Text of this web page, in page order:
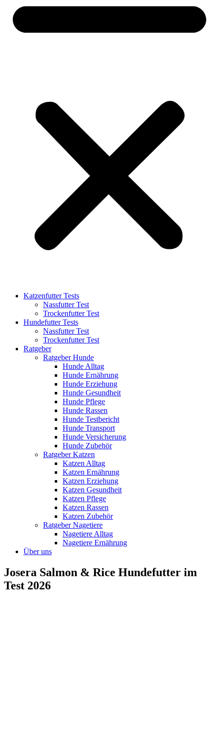
Katzenfutter Tests
Nassfutter Test
Trockenfutter Test
Hundefutter Tests
Nassfutter Test
Trockenfutter Test
Ratgeber
Ratgeber Hunde
Hunde Alltag
Hunde Ernährung
Hunde Erziehung
Hunde Gesundheit
Hunde Pflege
Hunde Rassen
Hunde Testbericht
Hunde Transport
Hunde Versicherung
Hunde Zubehör
Ratgeber Katzen
Katzen Alltag
Katzen Ernährung
Katzen Erziehung
Katzen Gesundheit
Katzen Pflege
Katzen Rassen
Katzen Zubehör
Ratgeber Nagetiere
Nagetiere Alltag
Nagetiere Ernährung
Über uns
Josera Salmon & Rice Hundefutter im
Test 2026